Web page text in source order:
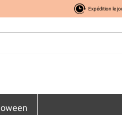
Expédition le